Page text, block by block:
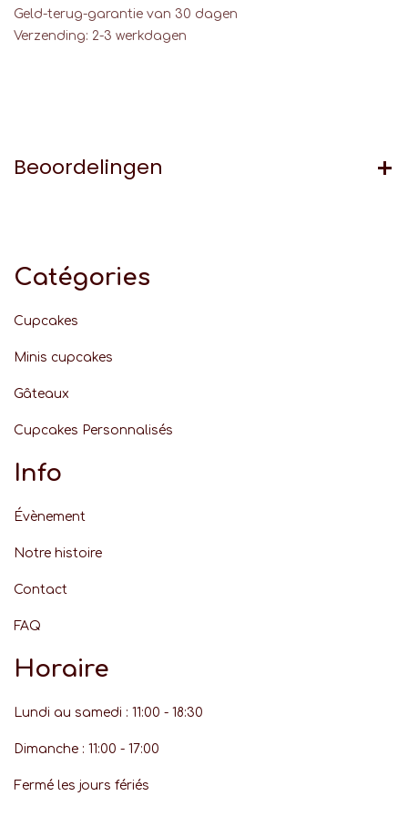
Geld-terug-garantie van 30 dagen
Verzending: 2-3 werkdagen
Beoordelingen
Catégories
Cupcakes
Minis cupcakes
Gâteaux
Cupcakes Personnalisés
Info
Évènement
Notre histoire
Contact
FAQ
Horaire
Lundi au samedi : 11:00 - 18:30
Dimanche : 11:00 - 17:00
Fermé les jours fériés